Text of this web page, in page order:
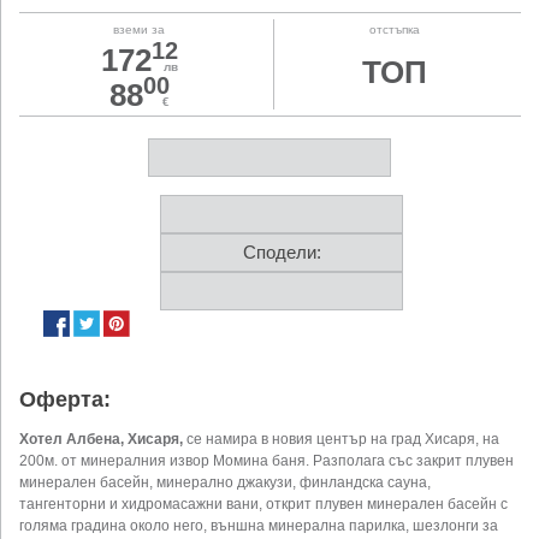
вземи за
17212
лв
8800
€
отстъпка
ТОП
Сподели:
Оферта:
Хотел Албена, Хисаря, се намира в новия център на град Хисаря, на
200м. от минералния извор Момина баня. Разполага със закрит плувен
минерален басейн, минерално джакузи, финландска сауна,
тангенторни и хидромасажни вани, открит плувен минерален басейн с
голяма градина около него, външна минерална парилка, шезлонги за